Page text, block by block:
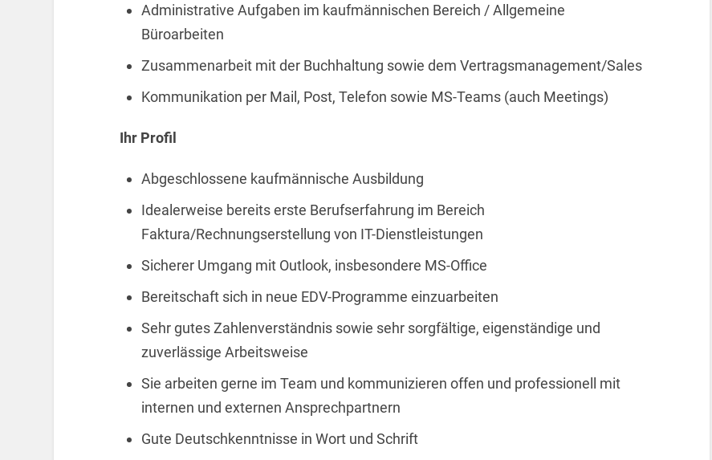
Administrative Aufgaben im kaufmännischen Bereich / Allgemeine
Büroarbeiten
Zusammenarbeit mit der Buchhaltung sowie dem Vertragsmanagement/Sales
Kommunikation per Mail, Post, Telefon sowie MS-Teams (auch Meetings)
Ihr Profil
Abgeschlossene kaufmännische Ausbildung
Idealerweise bereits erste Berufserfahrung im Bereich
Faktura/Rechnungserstellung von IT-Dienstleistungen
Sicherer Umgang mit Outlook, insbesondere MS-Office
Bereitschaft sich in neue EDV-Programme einzuarbeiten
Sehr gutes Zahlenverständnis sowie sehr sorgfältige, eigenständige und
zuverlässige Arbeitsweise
Sie arbeiten gerne im Team und kommunizieren offen und professionell mit
internen und externen Ansprechpartnern
Gute Deutschkenntnisse in Wort und Schrift